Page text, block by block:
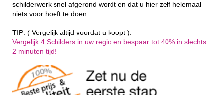
schilderwerk snel afgerond wordt en dat u hier zelf helemaal
niets voor hoeft te doen.
TIP: ( Vergelijk altijd voordat u koopt ):
Vergelijk 4 Schilders in uw regio en bespaar tot 40% in slechts
2 minuten tijd!